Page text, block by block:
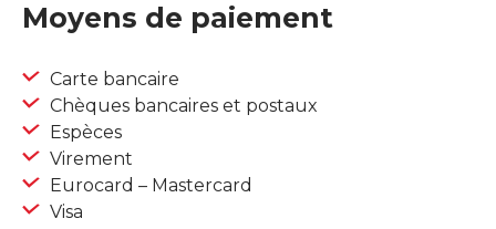
Moyens de paiement
Carte bancaire
Chèques bancaires et postaux
Espèces
Virement
Eurocard – Mastercard
Visa